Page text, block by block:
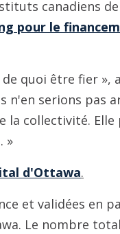
canadiens
pour le
quoi être fier »,
n'en serions pas
la collectivité.
»
d'Ottawa.
et validées en
Le nombre